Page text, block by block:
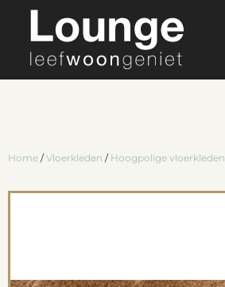
Home /Vloerkleden / Hoogpolige vloerkleden